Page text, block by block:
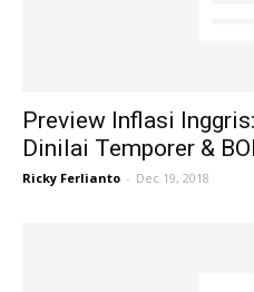
Preview Inflasi
Dinilai Temporer &
Ricky Ferlianto - Dec 19, 2018